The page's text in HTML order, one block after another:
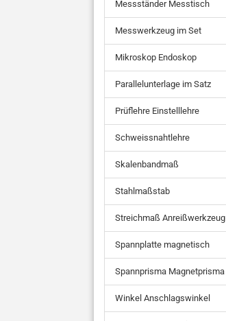
Messständer Messtisch
Messwerkzeug im Set
Mikroskop Endoskop
Parallelunterlage im Satz
Prüflehre Einstelllehre
Schweissnahtlehre
Skalenbandmaß
Stahlmaßstab
Streichmaß Anreißwerkzeug
Spannplatte magnetisch
Spannprisma Magnetprisma
Winkel Anschlagswinkel